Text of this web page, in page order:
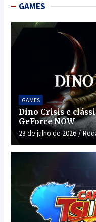
GAMES
GAMES
Dino Crisis e
GeForce NOW
23 de julho de 2026